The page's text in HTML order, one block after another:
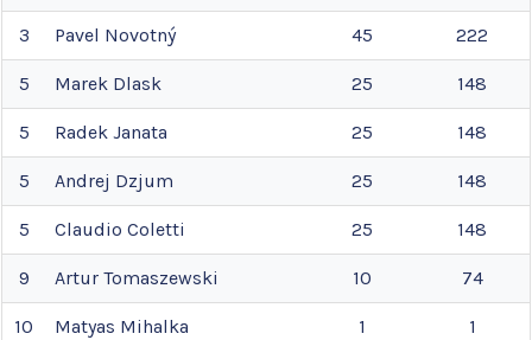
3 Pavel Novotný 45 222
5 Marek Dlask 25 148
5 Radek Janata 25 148
5 Andrej Dzjum 25 148
5 Claudio Coletti 25 148
9 Artur Tomaszewski 10 74
10 Matyas Mihalka 1 1